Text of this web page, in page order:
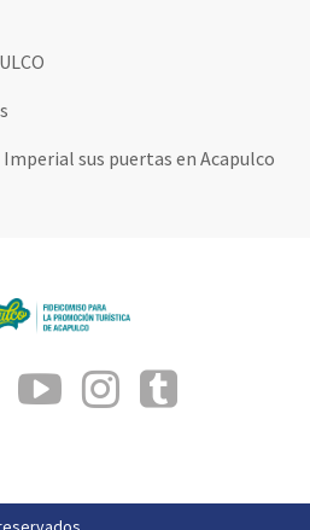
sus puertas en Acapulco